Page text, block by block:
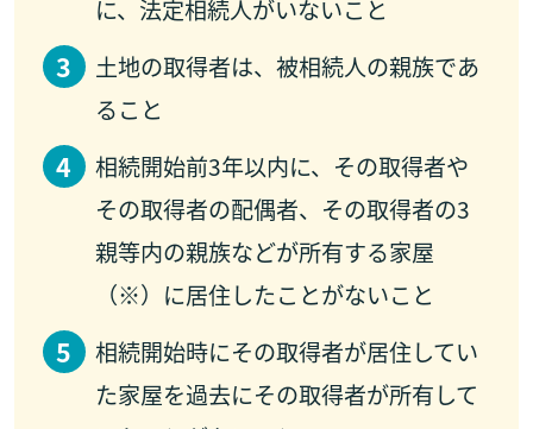
に、法定相続人がいないこと
土地の取得者は、被相続人の親族であ
ること
相続開始前3年以内に、その取得者や
その取得者の配偶者、その取得者の3
親等内の親族などが所有する家屋
（※）に居住したことがないこと
相続開始時にその取得者が居住してい
た家屋を過去にその取得者が所有して